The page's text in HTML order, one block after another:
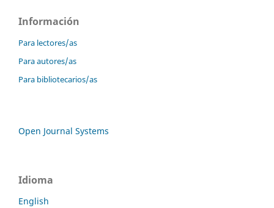
Información
Para lectores/as
Para autores/as
Para bibliotecarios/as
Open Journal Systems
Idioma
English